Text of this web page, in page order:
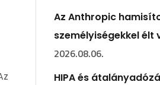
Az Anthropic
személyiségekkel élt
2026.08.06.
HIPA és